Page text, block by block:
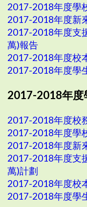
2017-2018年度學
2017-2018年度新
2017-2018年度支
萬)報告
2017-2018年度校
2017-2018年度學
2017-2018年度
2017-2018年度校
2017-2018年度學
2017-2018年度新
2017-2018年度支
萬)計劃
2017-2018年度校
2017-2018年度學